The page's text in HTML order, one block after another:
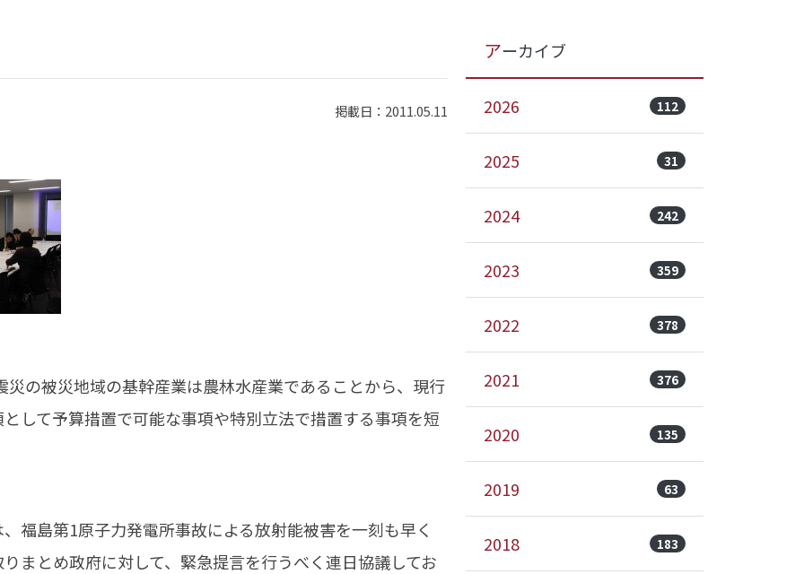
掲載日：2011.05.11
の被災地域の基幹産業は農林水産業であることから、現行
して予算措置で可能な事項や特別立法で措置する事項を短
福島第1原子力発電所事故による放射能被害を一刻も早く
まとめ政府に対して、緊急提言を行うべく連日協議してお
アーカイブ
2026 112
2025 31
2024 242
2023 359
2022 378
2021 376
2020 135
2019 63
2018 183